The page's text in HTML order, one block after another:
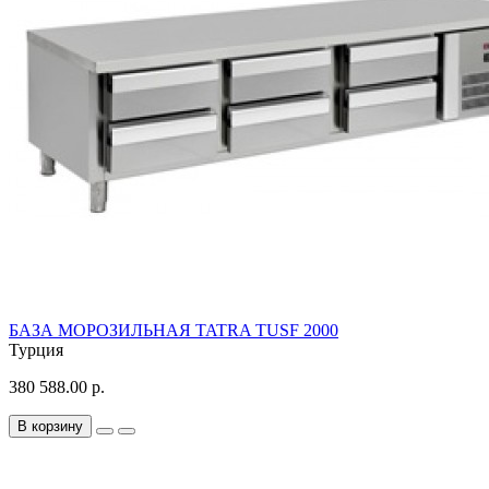
БАЗА МОРОЗИЛЬНАЯ TATRA TUSF 2000
Турция
380 588.00 р.
В корзину